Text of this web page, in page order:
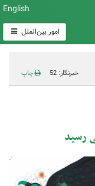
English
امور بین‌الملل
خبرنگار: 52 چاپ
رسید